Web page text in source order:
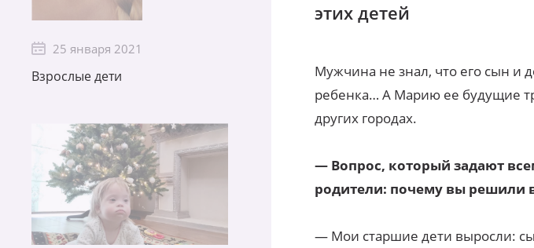
25 января 2021
Взрослые дети
этих детей
Мужчина не знал, что его сын и
ребенка… А Марию ее будущие
других городах.
— Вопрос, который задают
родители: почему вы решили
— Мои старшие дети выросли: